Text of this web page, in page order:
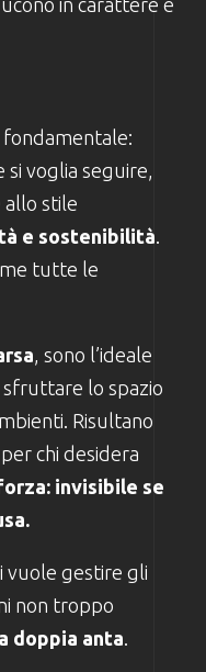
fondamentale:
voglia seguire,
allo stile
e sostenibilità
tutte le
, sono l’ideale
sfruttare lo spazio
Risultano
chi desidera
invisibile se
vuole gestire gli
non troppo
doppia anta